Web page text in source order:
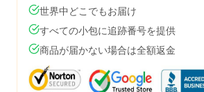
世界中どこでもお届け
すべての小包に追跡番号を提供
商品が届かない場合は全額返金